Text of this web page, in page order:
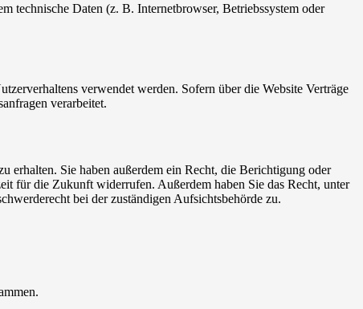
technische Daten (z. B. Internetbrowser, Betriebssystem oder
verwendet werden. Sofern über die Website Verträge
verarbeitet.
erhalten. Sie haben außerdem ein Recht, die Berichtigung oder
für die Zukunft widerrufen. Außerdem haben Sie das Recht, unter
bei der zuständigen Aufsichtsbehörde zu.